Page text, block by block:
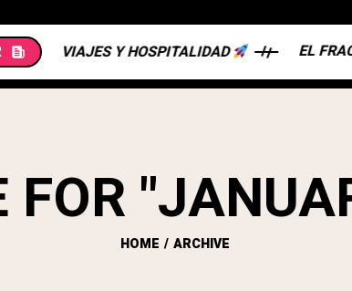
Y HOSPITALIDAD EL FRACASO
FOR
HOME ARCHIVE